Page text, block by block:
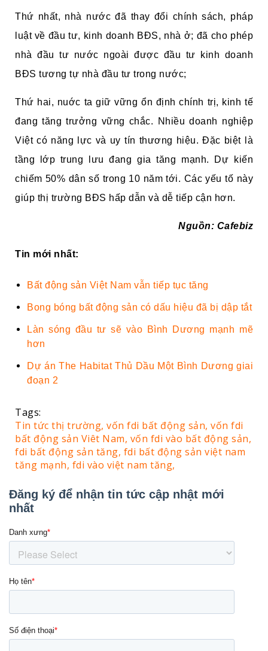
Thứ nhất, nhà nước đã thay đổi chính sách, pháp
luật về đầu tư, kinh doanh BĐS, nhà ở; đã cho phép
nhà đầu tư nước ngoài được đầu tư kinh doanh
BĐS tương tự nhà đầu tư trong nước;
Thứ hai, nuớc ta giữ vững ổn định chính trị, kinh tế
đang tăng trưởng vững chắc. Nhiều doanh nghiệp
Việt có năng lực và uy tín thương hiệu. Đặc biệt là
tầng lớp trung lưu đang gia tăng mạnh. Dự kiến
chiếm 50% dân số trong 10 năm tới. Các yếu tố này
giúp thị trường BĐS hấp dẫn và dễ tiếp cận hơn.
Nguồn: Cafebiz
Tin mới nhất:
Bất động sản Việt Nam vẫn tiếp tục tăng
Bong bóng bất động sản có dấu hiệu đã bị dập tắt
Làn sóng đầu tư sẽ vào Bình Dương mạnh mẽ
hơn
Dự án The Habitat Thủ Dầu Một Bình Dương giai
đoạn 2
Tags:
Tin tức thị trường, vốn fdi bất động sản, vốn fdi
bất động sản Viêt Nam, vốn fdi vào bất động sản,
fdi bất động sản tăng, fdi bất động sản việt nam
tăng mạnh, fdi vào việt nam tăng,